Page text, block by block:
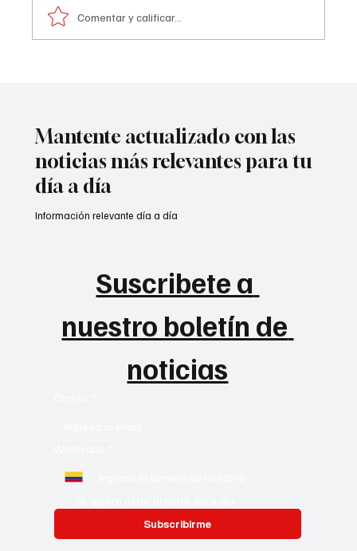
Comentar y calificar...
Mantente actualizado con las
noticias más relevantes para tu
día a día
Suscribete a
nuestro boletín de
noticias
Subscribirme
Información relevante día a día